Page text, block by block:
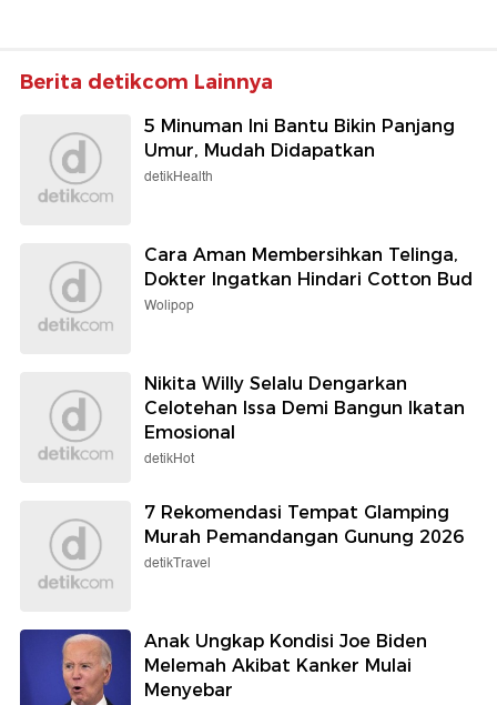
Berita detikcom Lainnya
5 Minuman Ini Bantu Bikin Panjang
Umur, Mudah Didapatkan
detikHealth
Cara Aman Membersihkan Telinga,
Dokter Ingatkan Hindari Cotton Bud
Wolipop
Nikita Willy Selalu Dengarkan
Celotehan Issa Demi Bangun Ikatan
Emosional
detikHot
7 Rekomendasi Tempat Glamping
Murah Pemandangan Gunung 2026
detikTravel
Anak Ungkap Kondisi Joe Biden
Melemah Akibat Kanker Mulai
Menyebar